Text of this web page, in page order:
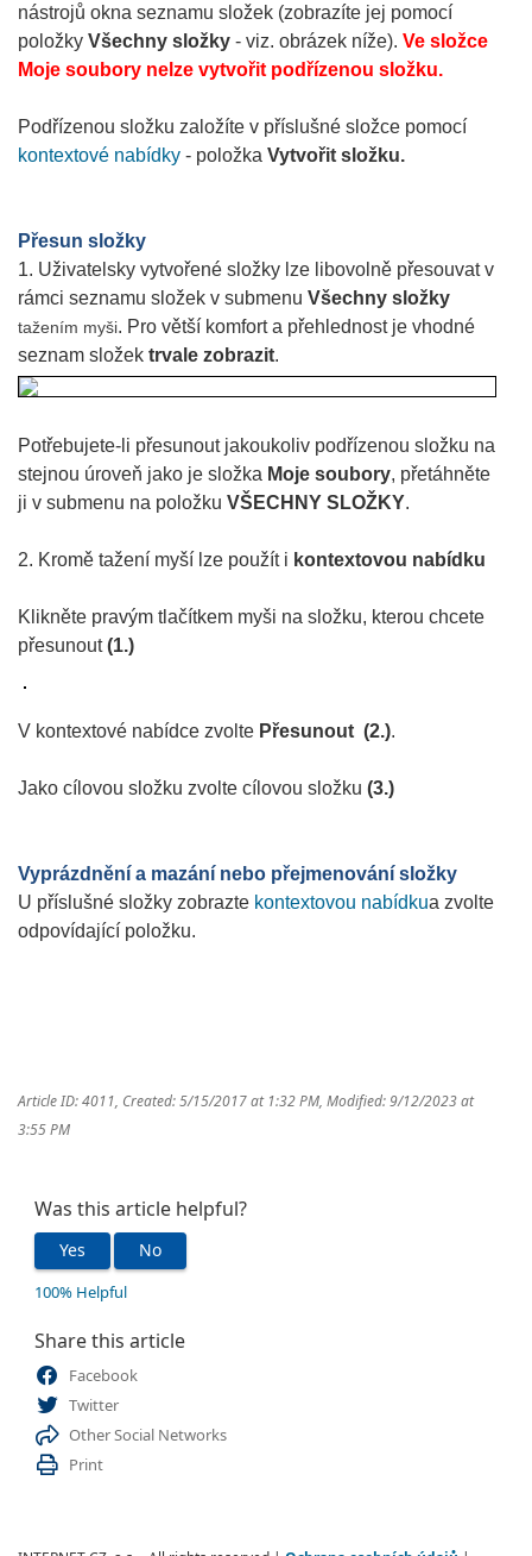
nástrojů okna seznamu složek (zobrazíte jej pomocí
položky Všechny složky - viz. obrázek níže). Ve složce
Moje soubory nelze vytvořit podřízenou složku.
Podřízenou složku založíte v příslušné složce pomocí
kontextové nabídky - položka Vytvořit složku.
Přesun složky
1. Uživatelsky vytvořené složky lze libovolně přesouvat v
rámci seznamu složek v submenu Všechny složky
tažením myši. Pro větší komfort a přehlednost je vhodné
seznam složek trvale zobrazit.
Potřebujete-li přesunout jakoukoliv podřízenou složku na
stejnou úroveň jako je složka Moje soubory, přetáhněte
ji v submenu na položku VŠECHNY SLOŽKY.
2. Kromě tažení myší lze použít i kontextovou nabídku
Klikněte pravým tlačítkem myši na složku, kterou chcete
přesunout(1.)
V kontextové nabídce zvolte Přesunout (2.).
Jako cílovou složku zvolte cílovou složku (3.)
Vyprázdnění a mazání nebo přejmenování složky
U příslušné složky zobrazte kontextovou nabídkua zvolte
odpovídající položku.
Article ID: 4011 Created: 5/15/2017 at 1:32 PM Modified: 9/12/2023 at
3:55 PM
Was this article helpful?
Yes No
100% Helpful
Share this article
Facebook
Twitter
Other Social Networks
Print